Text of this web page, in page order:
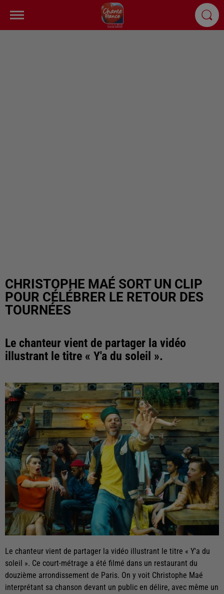
CHRISTOPHE MAÉ SORT UN CLIP
POUR CÉLÉBRER LE RETOUR DES
TOURNÉES
Le chanteur vient de partager la vidéo
illustrant le titre « Y'a du soleil ».
Le chanteur vient de partager la vidéo illustrant le titre « Y'a du
soleil ». Ce court-métrage a été filmé dans un restaurant du
douzième arrondissement de Paris. On y voit Christophe Maé
interprétant sa chanson devant un public en délire, avec même un